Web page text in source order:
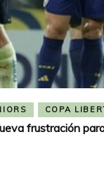
COPA
frustración